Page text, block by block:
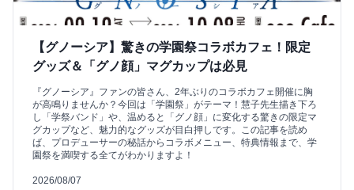
【グノーシア】驚きの学園祭コラボカフェ！限定
グッズ＆「グノ顔」マグカップは必見
『グノーシア』ファンの皆さん、2年ぶりのコラボカフェ開催に胸
が高鳴りませんか？今回は「学園祭」がテーマ！慧子先生描き下ろ
し「学祭バンド」や、温めると「グノ顔」に変化する驚きの限定マ
グカップなど、魅力的なグッズが目白押しです。この記事を読め
ば、プロデューサーの秘話からコラボメニュー、特典情報まで、学
園祭を満喫する全てがわかりますよ！
2026/08/07